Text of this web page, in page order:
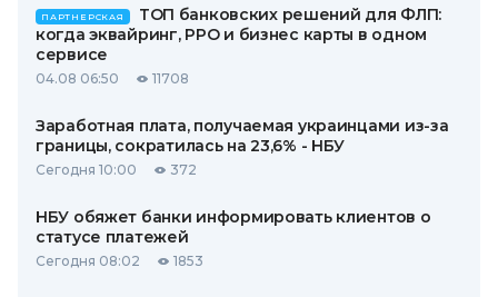
ПАРТНЕРСКАЯ
ТОП банковских решений для ФЛП:
когда эквайринг, РРО и бизнес карты в одном
сервисе
04.08 06:50 11708
Заработная плата, получаемая украинцами из-за
границы, сократилась на 23,6% - НБУ
Сегодня 10:00 372
НБУ обяжет банки информировать клиентов о
статусе платежей
Сегодня 08:02 1853